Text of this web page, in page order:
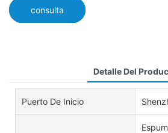
consulta
Detalle Del
Puerto De Inicio